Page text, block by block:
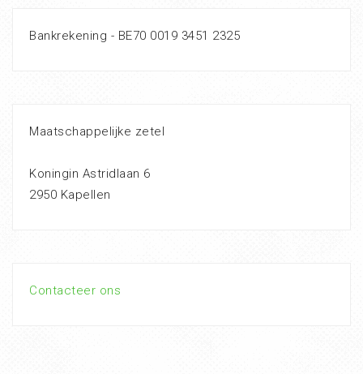
Bankrekening - BE70 0019 3451 2325
Maatschappelijke zetel
Koningin Astridlaan 6
2950 Kapellen
Contacteer ons